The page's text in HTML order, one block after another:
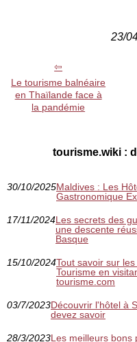
23/
Le tourisme balnéaire
en Thaïlande face à
la pandémie
tourisme.wiki :
30/10/2025Maldives : Les
Gastronomique
17/11/2024Les secrets des
une descente
Basque
15/10/2024Tout savoir sur
Tourisme en
tourisme.com
03/7/2023Découvrir l'hôtel à
devez savoir
28/3/2023Les meilleurs bons